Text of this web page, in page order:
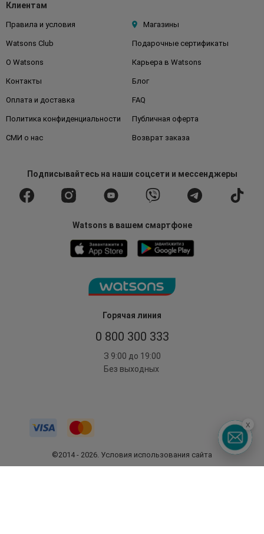
Горячая линия
0 800 300 333
З 9:00 до 19:00
Без выходных
Клиентам
Правила и условия Магазины
Watsons Club Подарочные сертификаты
О Watsons Карьера в Watsons
Контакты Блог
Оплата и доставка FAQ
Политика конфиденциальности Публичная оферта
СМИ о нас Возврат заказа
Подписывайтесьна наши соцсети и мессенджеры
Watsons в вашем смартфоне
©2014 - 2026. Условия использования сайта
x